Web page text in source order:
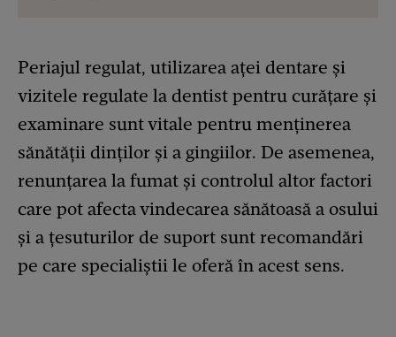
Periajul regulat, utilizarea aței dentare și
vizitele regulate la dentist pentru curățare și
examinare sunt vitale pentru menținerea
sănătății dinților și a gingiilor. De asemenea,
renunțarea la fumat și controlul altor factori
care pot afecta vindecarea sănătoasă a osului
și a țesuturilor de suport sunt recomandări
pe care specialiștii le oferă în acest sens.